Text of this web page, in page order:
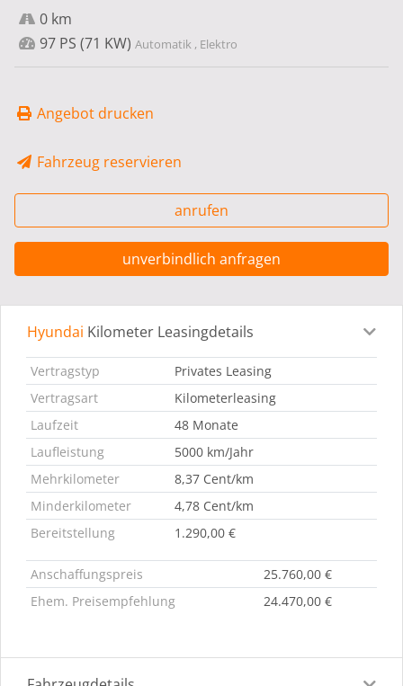
0 km
97 PS (71 KW) Automatik , Elektro
Angebot drucken
Fahrzeug reservieren
anrufen
unverbindlich anfragen
Leasingdetails Fahrzeugdetails
Hyundai Kilometer Leasingdetails
Vertragstyp
Privates Leasing
Vertragsart
Kilometerleasing
Laufzeit
48 Monate
Laufleistung
5000 km/Jahr
Mehrkilometer
8,37 Cent/km
Minderkilometer
4,78 Cent/km
Bereitstellung
1.290,00 €
Anschaffungspreis
25.760,00 €
Ehem. Preisempfehlung
24.470,00 €